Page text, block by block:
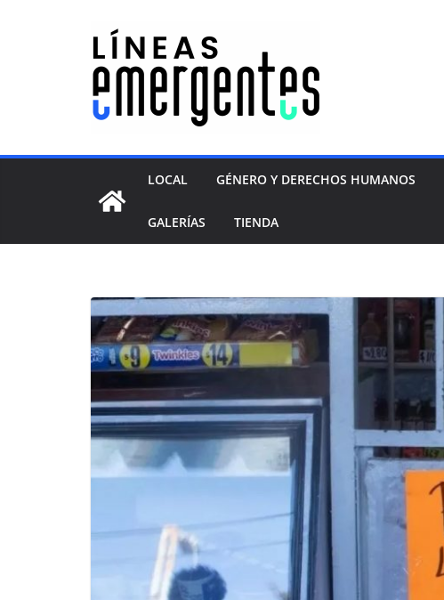
LOCAL GÉNERO Y DERECHOS HUMANOS
GALERÍAS TIENDA